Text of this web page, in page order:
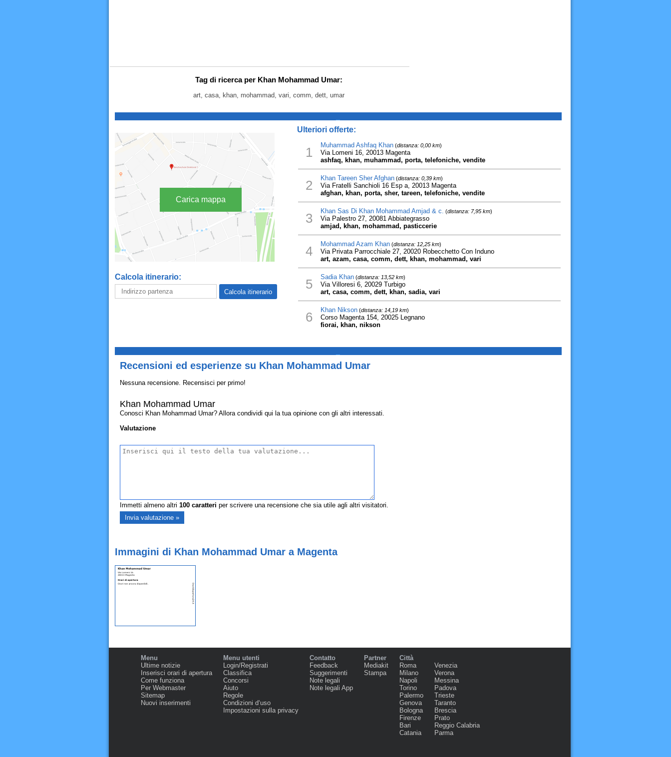
Tag di ricerca per Khan Mohammad Umar:
art, casa, khan, mohammad, vari, comm, dett, umar
Carica mappa
Calcola itinerario:
Ulteriori offerte:
1 Muhammad Ashfaq Khan(distanza: 0,00 km)
Via Lomeni 16, 20013 Magenta
ashfaq, khan, muhammad, porta, telefoniche, vendite
2 Khan Tareen Sher Afghan(distanza: 0,39 km)
Via Fratelli Sanchioli 16 Esp a, 20013 Magenta
afghan, khan, porta, sher, tareen, telefoniche, vendite
3 Khan Sas Di Khan Mohammad Amjad & c. (distanza: 7,95 km)
Via Palestro 27, 20081 Abbiategrasso
amjad, khan, mohammad, pasticcerie
4 Mohammad Azam Khan(distanza: 12,25 km)
Via Privata Parrocchiale 27, 20020 Robecchetto Con Induno
art, azam, casa, comm, dett, khan, mohammad, vari
5 Sadia Khan(distanza: 13,52 km)
Via Villoresi 6, 20029 Turbigo
art, casa, comm, dett, khan, sadia, vari
6 Khan Nikson(distanza: 14,19 km)
Corso Magenta 154, 20025 Legnano
fiorai, khan, nikson
Recensioni ed esperienze su Khan Mohammad Umar
Nessuna recensione. Recensisci per primo!
Khan Mohammad Umar
Conosci Khan Mohammad Umar? Allora condividi qui la tua opinione con gli altri interessati.
Valutazione
Immetti almeno altri 100caratteri per scrivere una recensione che sia utile agli altri visitatori.
Immagini di Khan Mohammad Umar a Magenta
Menu
Ultime notizie
Inserisci orari di apertura
Come funziona
Per Webmaster
Sitemap
Nuovi inserimenti
Menu utenti
Login/Registrati
Classifica
Concorsi
Aiuto
Regole
Condizioni d‘uso
Impostazioni sulla privacy
Contatto
Feedback
Suggerimenti
Note legali
Note legali App
Partner
Mediakit
Stampa
Città
Roma
Milano
Napoli
Torino
Palermo
Genova
Bologna
Firenze
Bari
Catania
Venezia
Verona
Messina
Padova
Trieste
Taranto
Brescia
Prato
Reggio Calabria
Parma